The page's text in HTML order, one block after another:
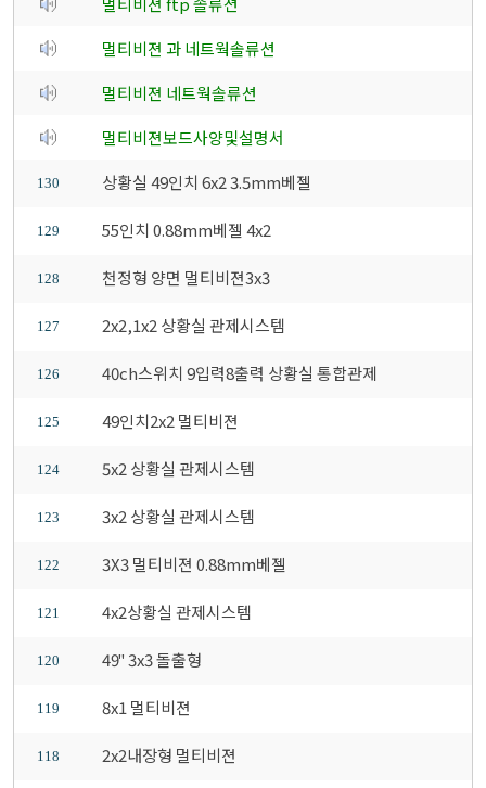
멀티비젼 과 네트웍솔류션
멀티비젼 네트웍솔류션
멀티비젼보드사양및설명서
130 상황실 49인치 6x2 3.5mm베젤
129 55인치 0.88mm베젤 4x2
128 천정형 양면 멀티비젼3x3
127 2x2,1x2 상황실 관제시스템
126 40ch스위치 9입력8출력 상황실 통합관제
125 49인치2x2 멀티비젼
124 5x2 상황실 관제시스템
123 3x2 상황실 관제시스템
122 3X3 멀티비젼 0.88mm베젤
121 4x2상황실 관제시스템
120 49" 3x3 돌출형
119 8x1 멀티비젼
118 2x2내장형 멀티비젼